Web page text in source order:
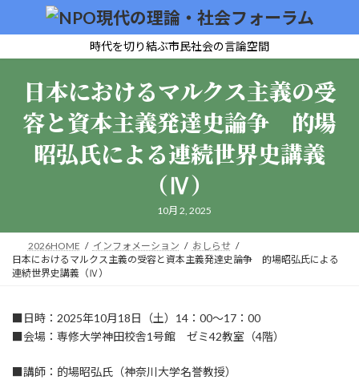
ン
ー
時代を切り結ぶ市民社会の言論空間
日本におけるマルクス主義の受
容と資本主義発達史論争 的場
昭弘氏による連続世界史講義
（Ⅳ）
10月 2, 2025
2026HOME インフォメーション
おしらせ
日本におけるマルクス主義の受容と資本主義発達史論争 的場昭弘氏による
連続世界史講義（Ⅳ）
■日時：2025年10月18日（土）14：00～17：00
■会場：専修大学神田校舎1号館 ゼミ42教室（4階）
■講師：的場昭弘氏（神奈川大学名誉教授）